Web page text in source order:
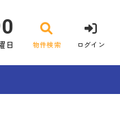
日 物件検索 ログイン